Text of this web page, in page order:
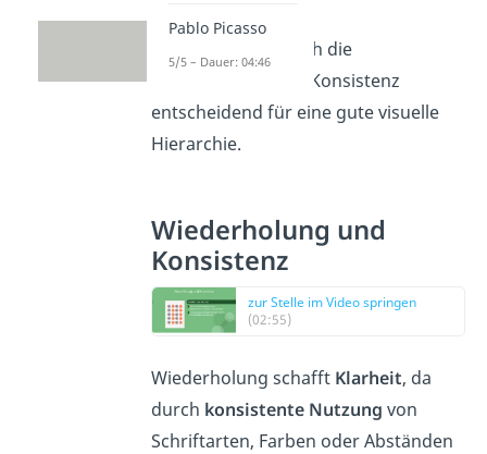
Als Letztes sind noch die
Wiederholung und Konsistenz
entscheidend für eine gute visuelle
Hierarchie.
Wiederholung und
Konsistenz
zur Stelle im Video springen
(02:55)
Wiederholung schafft Klarheit, da
durch konsistente Nutzung von
Schriftarten, Farben oder Abständen
Pablo Picasso
5/5 – Dauer: 04:46